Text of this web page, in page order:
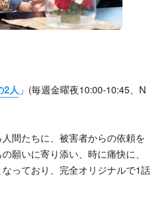
2人 」(毎週金曜夜10:00-10:45、N
間たちに、被害者からの依頼を
願いに寄り添い、時に痛快に、
っており、完全オリジナルで1話